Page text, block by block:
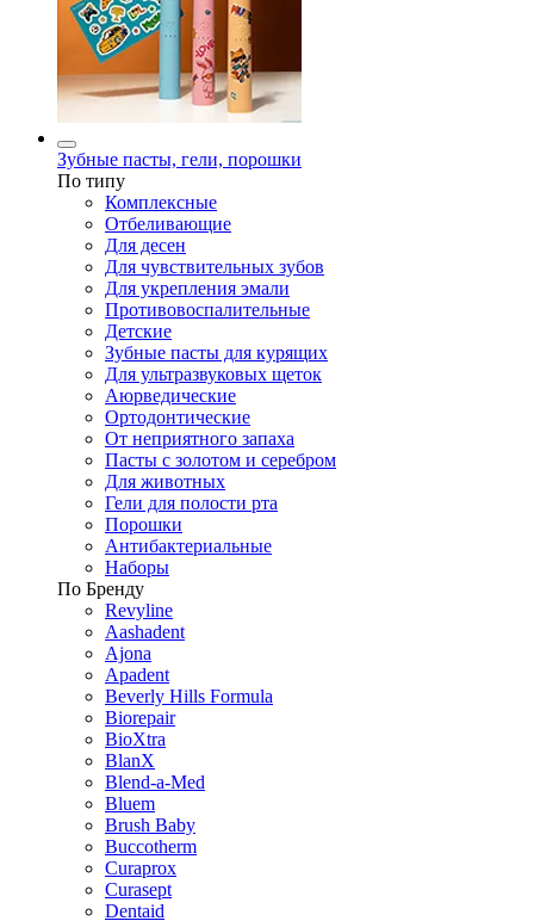
Зубные пасты, гели, порошки
По типу
Комплексные
Отбеливающие
Для десен
Для чувствительных зубов
Для укрепления эмали
Противовоспалительные
Детские
Зубные пасты для курящих
Для ультразвуковых щеток
Аюрведические
Ортодонтические
От неприятного запаха
Пасты с золотом и серебром
Для животных
Гели для полости рта
Порошки
Антибактериальные
Наборы
По Бренду
Revyline
Aashadent
Ajona
Apadent
Beverly Hills Formula
Biorepair
BioXtra
BlanX
Blend-a-Med
Bluem
Brush Baby
Buccotherm
Curaprox
Curasept
Dentaid